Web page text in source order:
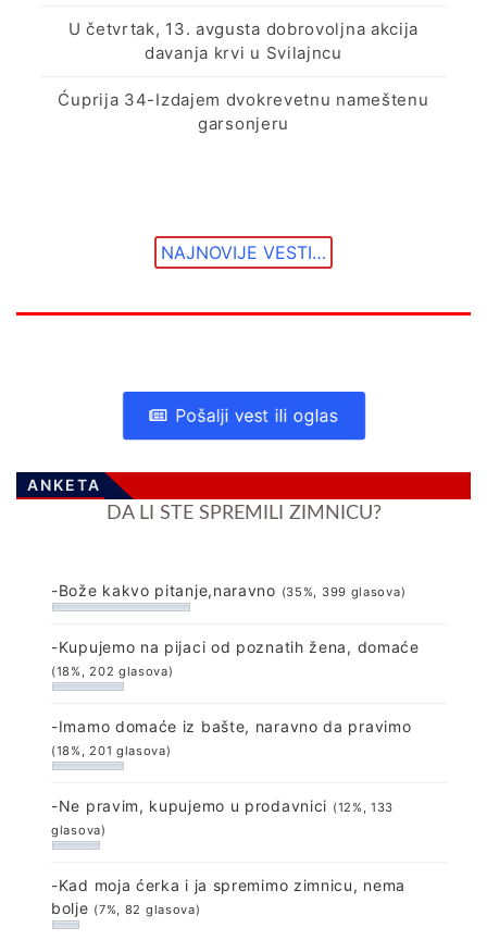
U četvrtak, 13. avgusta dobrovoljna akcija
davanja krvi u Svilajncu
Ćuprija 34-Izdajem dvokrevetnu nameštenu
garsonjeru
NAJNOVIJE VESTI…
Pošalji vest ili oglas
ANKETA
DA LI STE SPREMILI ZIMNICU?
-Bože kakvo pitanje,naravno (35%, 399 glasova)
-Kupujemo na pijaci od poznatih žena, domaće
(18%, 202 glasova)
-Imamo domaće iz bašte, naravno da pravimo
(18%, 201 glasova)
-Ne pravim, kupujemo u prodavnici (12%, 133
glasova)
-Kad moja ćerka i ja spremimo zimnicu, nema
bolje (7%, 82 glasova)